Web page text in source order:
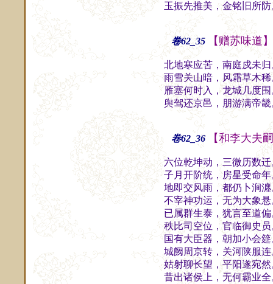
玉振先推美，金铭旧所
卷62_35 【赠苏味道】
北地寒应苦，南庭戍未
雨雪关山暗，风霜草木
雁塞何时入，龙城几度
舆驾还京邑，朋游满帝
卷62_36 【和李大夫
六位乾坤动，三微历数
子月开阶统，房星受命
地即交风雨，都仍卜涧
不宰神功运，无为大象
已属群生泰，犹言至道
秩比司空位，官临御史
国有大臣器，朝加小会
城阙周京转，关河陕服
姑射聊长望，平阳遂宛
昔出诸侯上，无何霸业